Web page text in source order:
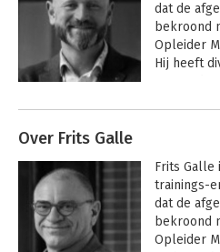
dat de
bekroond
Opleider
Hij heeft
Over Frits Galle
Frits Galle
trainings-
dat de
bekroond
Opleider